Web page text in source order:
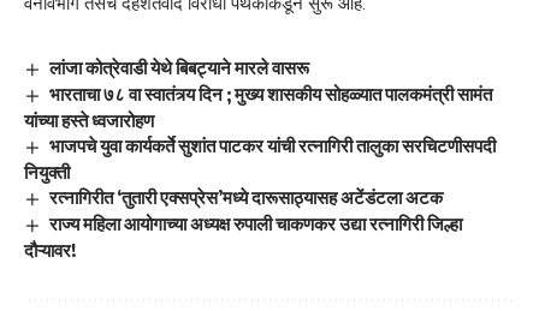
लांजा कोत्रेवाडी येथे बिबट्याने मारले वासरू
भारताचा ७८ वा स्वातंत्र्य दिन ; मुख्य शासकीय सोहळ्यात पालकमंत्री सामंत
यांच्या हस्ते ध्वजारोहण
भाजपचे युवा कार्यकर्ते सुशांत पाटकर यांची रत्नागिरी तालुका सरचिटणीसपदी
नियुक्ती
रत्नागिरीत ‘तुतारी एक्सप्रेस’मध्ये दारूसाठ्यासह अटेंडंटला अटक
राज्य महिला आयोगाच्या अध्यक्ष रुपाली चाकणकर उद्या रत्नागिरी जिल्हा
दौऱ्यावर!